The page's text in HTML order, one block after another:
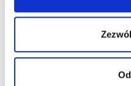
Jednak ten produkt
w daniach
kurczak z orzechami,